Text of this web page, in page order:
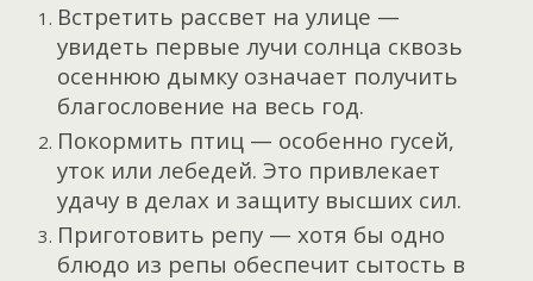
Встретить рассвет на улице —
увидеть первые лучи солнца сквозь
осеннюю дымку означает получить
благословение на весь год.
Покормить птиц — особенно гусей,
уток или лебедей. Это привлекает
удачу в делах и защиту высших сил.
Приготовить репу — хотя бы одно
блюдо из репы обеспечит сытость в